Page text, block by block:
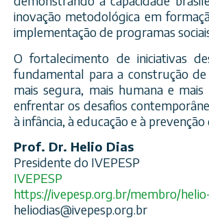
inovação metodológica em
implementação de programas
O fortalecimento de iniciativas
fundamental para a construção
mais segura, mais humana e
enfrentar os desafios
à infância, à educação e à prevenção
Prof. Dr. Helio Dias
Presidente do IVEPESP
IVEPESP
https://ivepesp.org.br/membro/
heliodias@ivepesp.org.br